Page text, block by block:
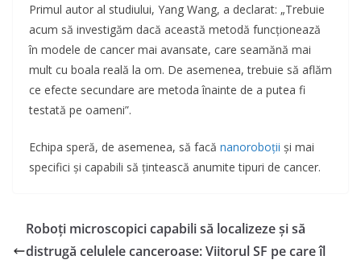
Primul autor al studiului, Yang Wang, a declarat: „Trebuie
acum să investigăm dacă această metodă funcționează
în modele de cancer mai avansate, care seamănă mai
mult cu boala reală la om. De asemenea, trebuie să aflăm
ce efecte secundare are metoda înainte de a putea fi
testată pe oameni”.
Echipa speră, de asemenea, să facă nanoroboții și mai
specifici și capabili să țintească anumite tipuri de cancer.
Roboți microscopici capabili să localizeze și să
distrugă celulele canceroase: Viitorul SF pe care îl